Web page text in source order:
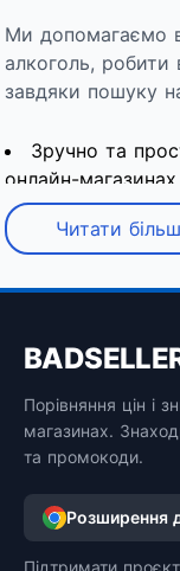
Ми допомагаємо
алкоголь, робити
завдяки пошуку
Зручно та
онлайн-
Першим
акції магазинів
Знаходьте
Порівнюйте
Rozetka, Fozzy,
Novus, Епіцентр,
переглядайте
Тепер підбор
Читати
Порівняння цін і
магазинах.
та промокоди.
Розширення
Підтримати